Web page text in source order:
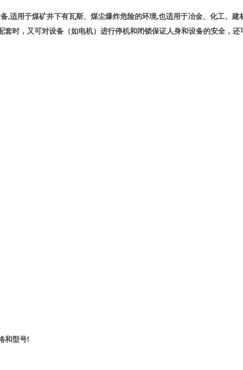
,适用于煤矿井下有瓦斯、煤尘爆炸危险的环境,也适用于冶金、化工、
时，又可对设备（如电机）进行停机和闭锁保证人身和设备的安全，还
和型号!